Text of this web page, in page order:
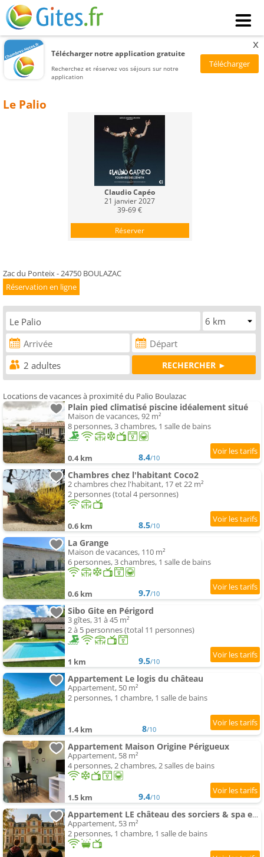
Télécharger notre application gratuite
Recherchez et réservez vos séjours sur notre
application
x
Le Palio
Claudio Capéo
21 janvier 2027
39-69 €
Réserver
Zac du Ponteix - 24750 BOULAZAC
Réservation en ligne
Locations de vacances à proximité du Palio Boulazac
Plain pied climatisé piscine idéalement situé
Maison de vacances, 92 m²
8 personnes, 3 chambres, 1 salle de bains
0.4 km 8.4/10
Chambres chez l'habitant Coco2
2 chambres chez l'habitant, 17 et 22 m²
2 personnes (total 4 personnes)
0.6 km 8.5/10
La Grange
Maison de vacances, 110 m²
6 personnes, 3 chambres, 1 salle de bains
0.6 km 9.7/10
Sibo Gite en Périgord
3 gîtes, 31 à 45 m²
2 à 5 personnes (total 11 personnes)
1 km 9.5/10
Appartement Le logis du château
Appartement, 50 m²
2 personnes, 1 chambre, 1 salle de bains
1.4 km 8/10
Appartement Maison Origine Périgueux
Appartement, 58 m²
4 personnes, 2 chambres, 2 salles de bains
1.5 km 9.4/10
Appartement LE château des sorciers & spa expérience
Appartement, 53 m²
2 personnes, 1 chambre, 1 salle de bains